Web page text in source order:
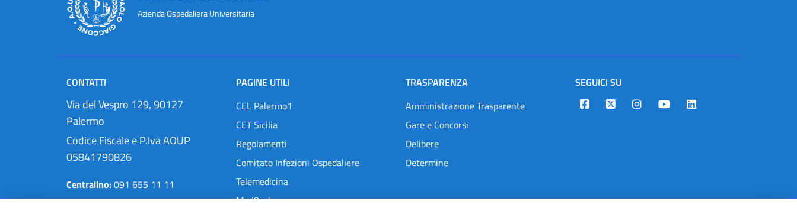
Azienda Ospedaliera Universitaria
CONTATTI
Via del Vespro 129, 90127
Palermo
Codice Fiscale e P.Iva AOUP
05841790826
Centralino:091 655 11 11
Pec:protocollo@cert.policlinico.pa.it
PAGINE UTILI
CEL Palermo1
CET Sicilia
Regolamenti
Comitato Infezioni Ospedaliere
Telemedicina
MedOral
TRASPARENZA
Amministrazione Trasparente
Gare e Concorsi
Delibere
Determine
SEGUICI SU
Designers Italia
TwitterInstagramYoutubeLinkedin